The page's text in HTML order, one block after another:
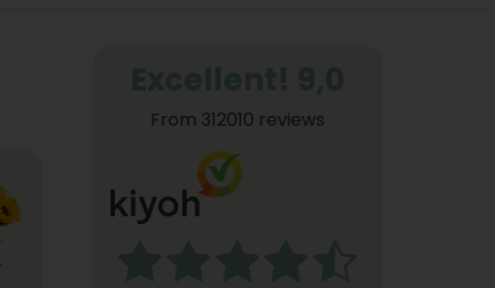
From 312010 reviews